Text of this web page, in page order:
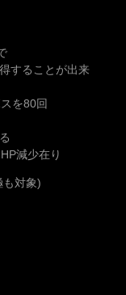
することが出来
を80回
減少在り
も対象)